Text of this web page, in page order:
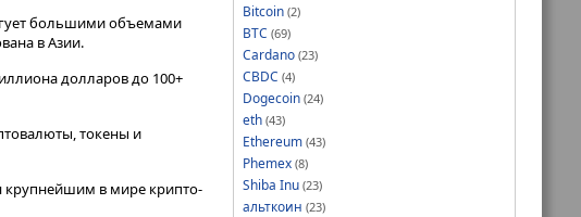
большими объемами
в Азии.
долларов до 100+
токены и
крупнейшим в мире крипто-
Bitcoin (2)
BTC (69)
Cardano (23)
CBDC (4)
Dogecoin (24)
eth (43)
Ethereum (43)
Phemex (8)
Shiba Inu (23)
альткоин (23)